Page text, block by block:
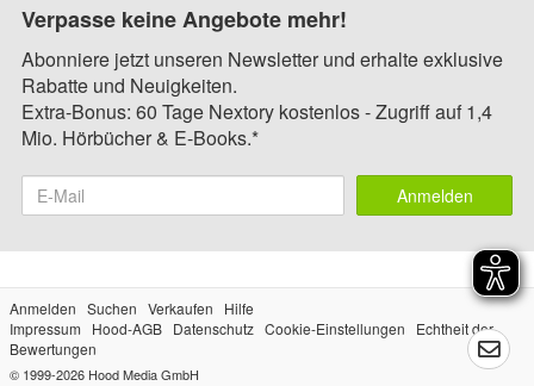
Verpasse keine Angebote mehr!
Abonniere jetzt unseren Newsletter und erhalte exklusive
Rabatte und Neuigkeiten.
Extra-Bonus: 60 Tage Nextory kostenlos - Zugriff auf 1,4
Mio. Hörbücher & E-Books.*
Anmelden
Anmelden Suchen Verkaufen
Hilfe
Impressum
Hood-AGB Datenschutz Cookie-Einstellungen
Echtheit der
Bewertungen
© 1999-2026 Hood Media GmbH